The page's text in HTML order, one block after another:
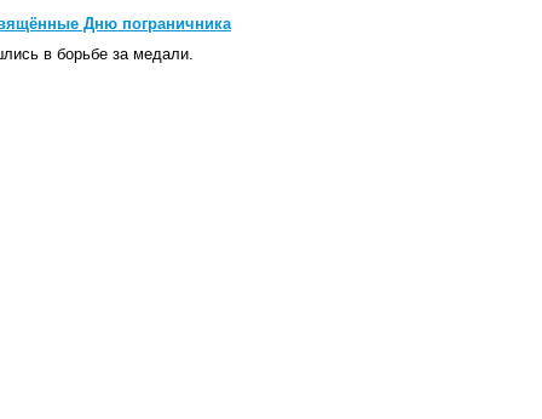
Дню пограничника
в борьбе за медали.